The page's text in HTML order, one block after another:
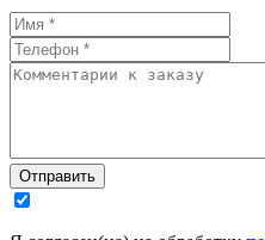
Отправить